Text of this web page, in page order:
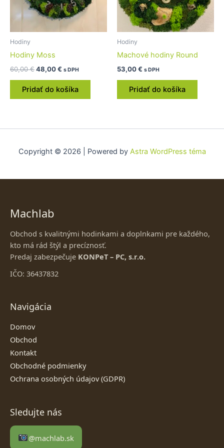
Hodiny
Hodiny Moss
60,00€48,00€ s DPH
Pridať do košíka
Hodiny
Machové hodiny Round
53,00€ s DPH
Pridať do košíka
Copyright © 2026 | Powered by Astra WordPress téma
Machlab
Obchod s kvalitnými hodinkami a doplnkami pre každého,
kto má rád štýl a precíznosť.
Predaj zabezpečuje KONPeT – PC, s.r.o.
IČO: 36437832
Navigácia
Domov
Obchod
Kontakt
Obchodné podmienky
Ochrana osobných údajov (GDPR)
Sledujte nás
@machlab.sk